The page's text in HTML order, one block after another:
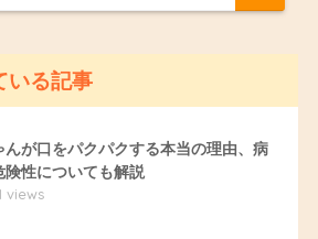
いる記事
んが口をパクパクする本当の理由、病
険性についても解説
views